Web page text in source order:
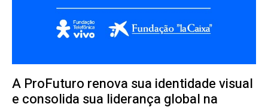
A ProFuturo renova sua identidade visual
e consolida sua liderança global na